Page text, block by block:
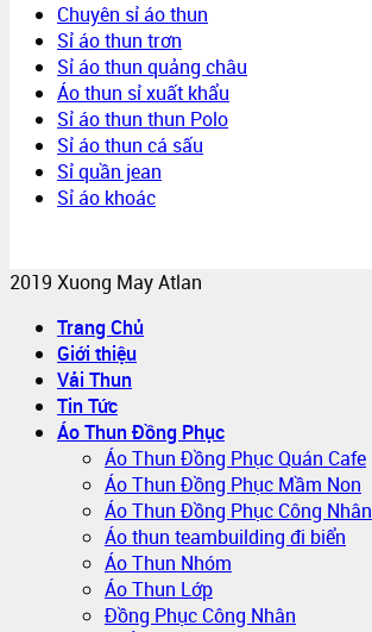
Chuyên sỉ áo thun
Sỉ áo thun trơn
Sỉ áo thun quảng châu
Áo thun sỉ xuất khẩu
Sỉ áo thun thun Polo
Sỉ áo thun cá sấu
Sỉ quần jean
Sỉ áo khoác
2019 Xuong May Atlan
Trang Chủ
Giới thiệu
Vải Thun
Tin Tức
Áo Thun Đồng Phục
Áo Thun Đồng Phục Quán Cafe
Áo Thun Đồng Phục Mầm Non
Áo Thun Đồng Phục Công Nhân
Áo thun teambuilding đi biển
Áo Thun Nhóm
Áo Thun Lớp
Đồng Phục Công Nhân